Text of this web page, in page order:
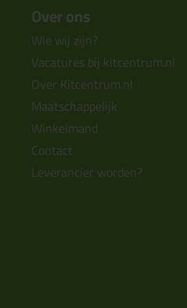
Over ons
Wie wij zijn?
Vacatures bij kitcentrum.nl
Over Kitcentrum.nl
Maatschappelijk
Winkelmand
Contact
Leverancier worden?